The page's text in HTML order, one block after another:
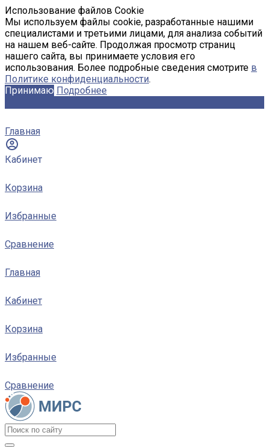
Использование файлов Cookie
Мы используем файлы cookie, разработанные нашими
специалистами и третьими лицами, для анализа событий
на нашем веб-сайте. Продолжая просмотр страниц
нашего сайта, вы принимаете условия его
использования. Более подробные сведения смотрите в
Политике конфиденциальности.
Принимаю Подробнее
Главная
Кабинет
Корзина
Избранные
Сравнение
Главная
Кабинет
Корзина
Избранные
Сравнение